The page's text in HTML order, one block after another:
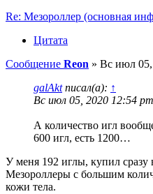
Re: Мезороллер (основная
Цитата
Сообщение Reon » Вс июл 05,
galAktписал(а): ↑
Вс июл 05, 2020 12:54 pm
А количество игл
600 игл, есть 1200…
У меня 192 иглы, купил сразу
Мезороллеры с большим
кожи тела.